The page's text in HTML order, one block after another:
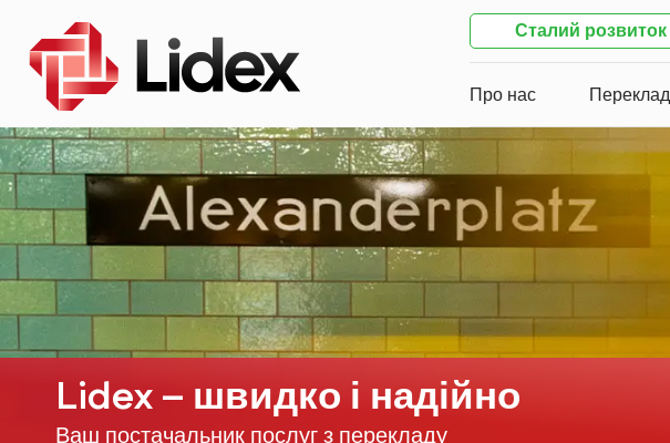
Сталий розвиток
Про нас Переклад
Lidex – швидко і надійно
Ваш постачальник послуг з перекладу